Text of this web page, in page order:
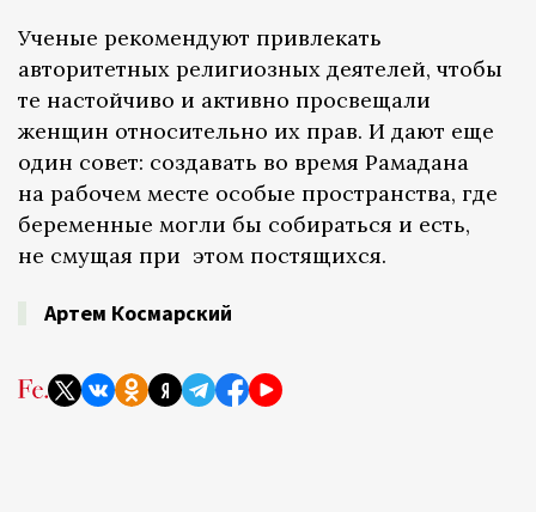
Ученые рекомендуют привлекать
авторитетных религиозных деятелей, чтобы
те настойчиво и активно просвещали
женщин относительно их прав. И дают еще
один совет: создавать во время Рамадана
на рабочем месте особые пространства, где
беременные могли бы собираться и есть,
не смущая при этом постящихся.
Артем Космарский